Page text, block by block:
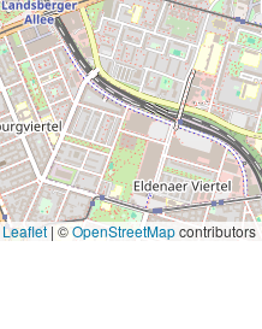
Leaflet | ©OpenStreetMapcontributors